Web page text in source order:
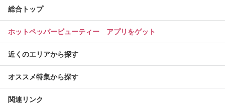
総合トップ
ホットペッパービューティー アプリをゲット
近くのエリアから探す
オススメ特集から探す
関連リンク